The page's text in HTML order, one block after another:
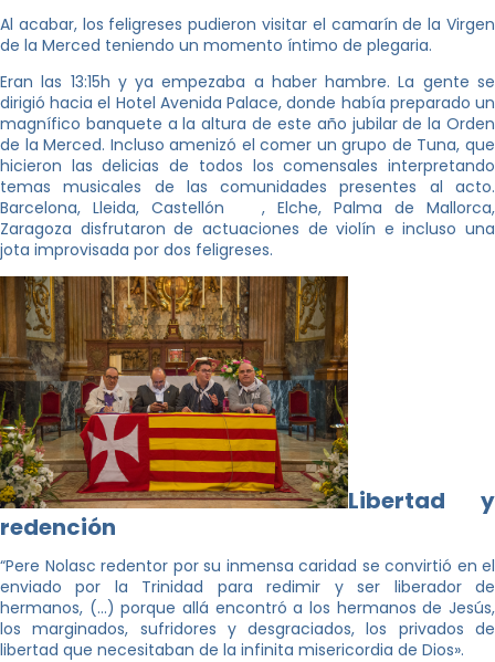
Al acabar, los feligreses pudieron visitar el camarín de la Virgen
de la Merced teniendo un momento íntimo de plegaria.
Eran las 13:15h y ya empezaba a haber hambre. La gente se
dirigió hacia el Hotel Avenida Palace, donde había preparado un
magnífico banquete a la altura de este año jubilar de la Orden
de la Merced. Incluso amenizó el comer un grupo de Tuna, que
hicieron las delicias de todos los comensales interpretando
temas musicales de las comunidades presentes al acto.
Barcelona, Lleida, Castellón , Elche, Palma de Mallorca,
Zaragoza disfrutaron de actuaciones de violín e incluso una
jota improvisada por dos feligreses.
Libertad y
redención
“Pere Nolasc redentor por su inmensa caridad se convirtió en el
enviado por la Trinidad para redimir y ser liberador de
hermanos, (…) porque allá encontró a los hermanos de Jesús,
los marginados, sufridores y desgraciados, los privados de
libertad que necesitaban de la infinita misericordia de Dios».